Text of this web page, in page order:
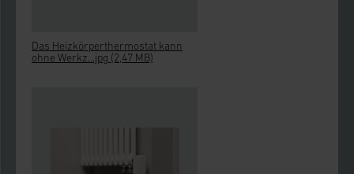
Das Heizkörperthermostat kann
ohne Werkz...jpg (2,47 MB)